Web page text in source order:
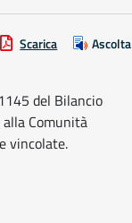
Scarica Ascolta
del Bilancio
Comunità
vincolate.